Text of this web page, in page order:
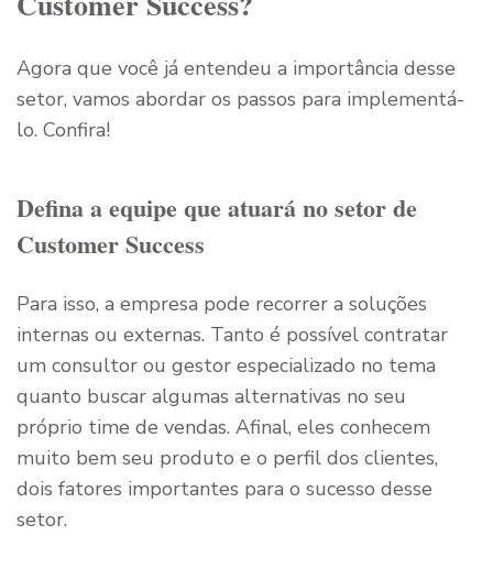
Agora que você já entendeu a importância desse
setor, vamos abordar os passos para implementá-
lo. Confira!
Defina a equipe que atuará no setor de
Customer Success
Para isso, a empresa pode recorrer a soluções
internas ou externas. Tanto é possível contratar
um consultor ou gestor especializado no tema
quanto buscar algumas alternativas no seu
próprio time de vendas. Afinal, eles conhecem
muito bem seu produto e o perfil dos clientes,
dois fatores importantes para o sucesso desse
setor.